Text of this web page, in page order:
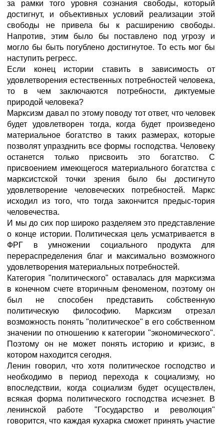
за рамки того уровня сознания свободы, который
достигнут, и объективных условий реализации этой
свободы не привела бы к расширению свободы.
Напротив, этим было бы поставлено под угрозу и
могло бы быть погублено достигнутое. То есть мог бы
наступить регресс.
Если конец истории ставить в зависимость от
удовлетворения естественных потребностей человека,
то в чем заключаются потребности, диктуемые
природой человека?
Марксизм давал по этому поводу тот ответ, что человек
будет удовлетворен тогда, когда будет произведено
материальное богатство в таких размерах, которые
позволят упразднить все формы господства. Человеку
останется только присвоить это богатство. С
присвоением имеющегося материального богатства с
марксистской точки зрения было бы достигнуто
удовлетворение человеческих потребностей. Маркс
исходил из того, что тогда закончится предыс-тория
человечества.
И мы до сих пор широко разделяем это представление
о конце истории. Политическая цель усматривается в
ФРГ в умножении социального продукта для
перераспределения благ и максимально возможного
удовлетворения материальных потребностей.
Категория "политического" оставалась для марксизма
в конечном счете вторичным феноменом, поэтому он
был не способен представить собственную
политическую философию. Марксизм отрезал
возможность понять "политическое" в его собственном
значении по отношению к категории "экономического".
Поэтому он не может понять историю и кризис, в
котором находится сегодня.
Ленин говорил, что хотя политическое господство и
необходимо в период перехода к социализму, но
впоследствии, когда социализм будет осуществлен,
всякая форма политического господства исчезнет. В
ленинской работе "Государство и революция"
говорится, что каждая кухарка сможет принять участие